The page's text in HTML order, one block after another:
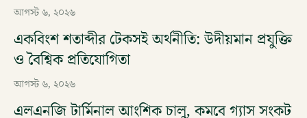
আগস্ট ৬, ২০২৬
একবিংশ শতাব্দীর টেকসই অর্থনীতি: উদীয়মান প্রযুক্তি
ও বৈশ্বিক প্রতিযোগিতা
আগস্ট ৬, ২০২৬
এলএনজি টার্মিনাল আংশিক চালু, কমবে গ্যাস সংকট